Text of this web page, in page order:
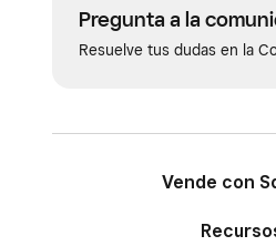
Pregunta a la
Resuelve tus dudas en la
Vende con